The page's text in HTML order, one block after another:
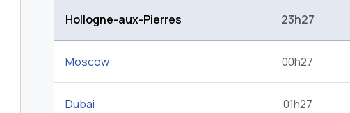
Hollogne-aux-Pierres 23h27
Moscow 00h27
Dubai 01h27